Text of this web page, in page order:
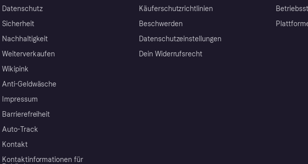
Datenschutz
Sicherheit
Nachhaltigkeit
Weiterverkaufen
Wikipink
Anti-Geldwäsche
Impressum
Barrierefreiheit
Auto-Track
Kontakt
Kontaktinformationen für
Käuferschutzrichtlinien
Beschwerden
Datenschutzeinstellungen
Dein Widerrufsrecht